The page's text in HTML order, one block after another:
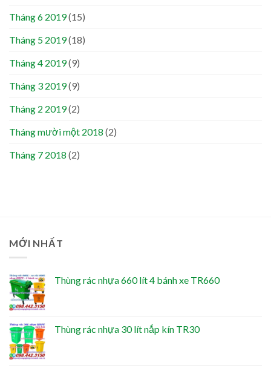
Tháng 6 2019(15)
Tháng 5 2019(18)
Tháng 4 2019(9)
Tháng 3 2019(9)
Tháng 2 2019(2)
Tháng mười một 2018 (2)
Tháng 7 2018 (2)
MỚI NHẤT
Thùng rác nhựa 660 lít 4 bánh xe TR660
Thùng rác nhựa 30 lít nắp kín TR30